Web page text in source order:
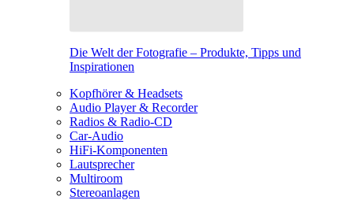
Die Welt der Fotografie – Produkte, Tipps und
Inspirationen
Kopfhörer & Headsets
Audio Player & Recorder
Radios & Radio-CD
Car-Audio
HiFi-Komponenten
Lautsprecher
Multiroom
Stereoanlagen